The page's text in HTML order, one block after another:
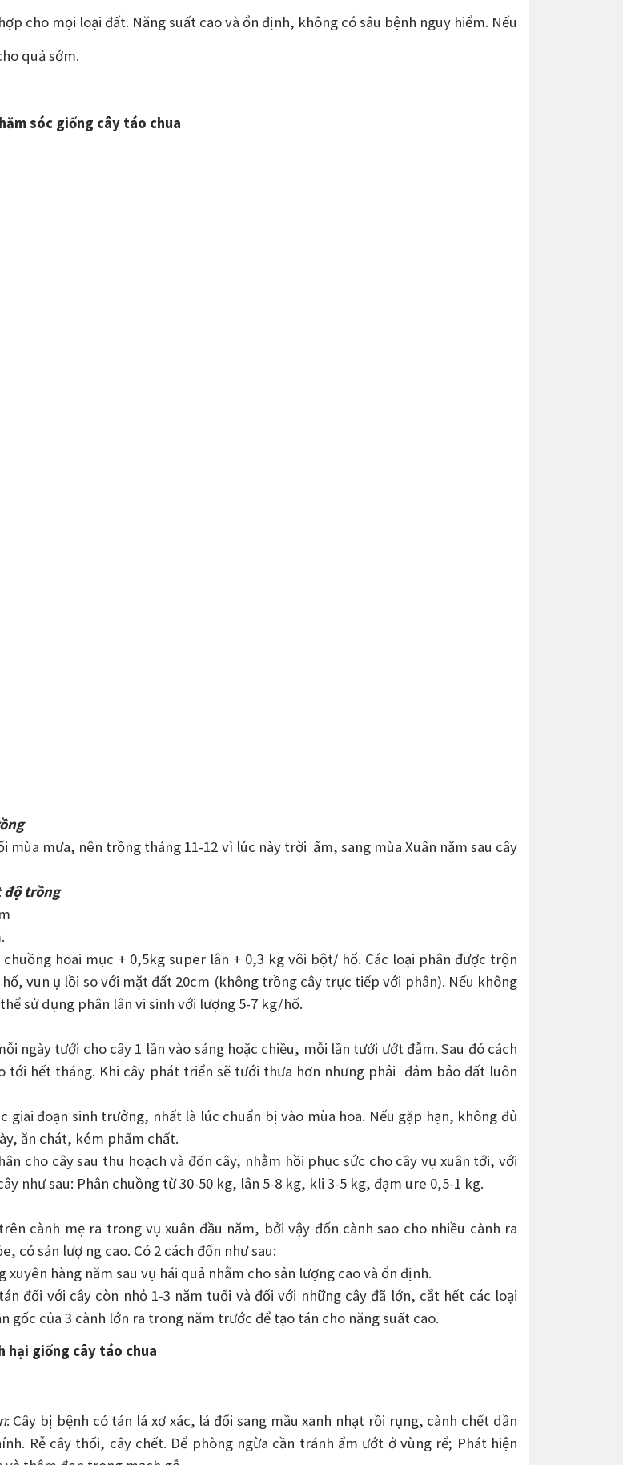
cho mọi loại đất. Năng suất cao và ổn định, không có sâu bệnh nguy hiểm. Nếu
quả sớm.
sóc giống cây táo chua
mùa mưa, nên trồng tháng 11-12 vì lúc này trời ấm, sang mùa Xuân năm sau cây
độ trồng
chuồng hoai mục + 0,5kg super lân + 0,3 kg vôi bột/ hố. Các loại phân được trộn
vun ụ lồi so với mặt đất 20cm (không trồng cây trực tiếp với phân). Nếu không
sử dụng phân lân vi sinh với lượng 5-7 kg/hố.
ngày tưới cho cây 1 lần vào sáng hoặc chiều, mỗi lần tưới ướt đẫm. Sau đó cách
tới hết tháng. Khi cây phát triển sẽ tưới thưa hơn nhưng phải đảm bảo đất luôn
giai đoạn sinh trưởng, nhất là lúc chuẩn bị vào mùa hoa. Nếu gặp hạn, không đủ
ăn chát, kém phẩm chất.
cho cây sau thu hoạch và đốn cây, nhằm hồi phục sức cho cây vụ xuân tới, với
như sau: Phân chuồng từ 30-50 kg, lân 5-8 kg, kli 3-5 kg, đạm ure 0,5-1 kg.
cành mẹ ra trong vụ xuân đầu năm, bởi vậy đốn cành sao cho nhiều cành ra
có sản lượ ng cao. Có 2 cách đốn như sau:
hàng năm sau vụ hái quả nhằm cho sản lượng cao và ổn định.
đối với cây còn nhỏ 1-3 năm tuổi và đối với những cây đã lớn, cắt hết các loại
gốc của 3 cành lớn ra trong năm trước để tạo tán cho năng suất cao.
hại giống cây táo chua
: Cây bị bệnh có tán lá xơ xác, lá đổi sang mầu xanh nhạt rồi rụng, cành chết dần
Rễ cây thối, cây chết. Để phòng ngừa cần tránh ẩm ướt ở vùng rể; Phát hiện